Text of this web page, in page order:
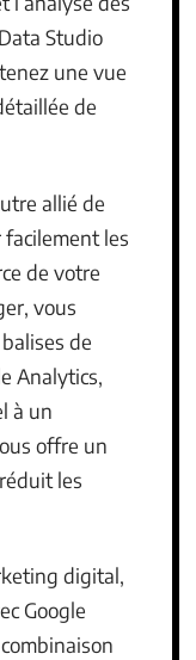
Studio
une vue
de
allié de
les
de votre
vous
de
Analytics,
à un
offre un
les
digital,
Google